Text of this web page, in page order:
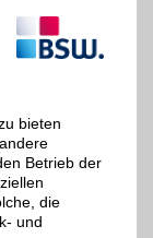
bieten
Betrieb der
die
und